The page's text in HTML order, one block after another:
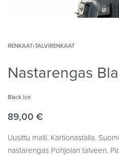
RENKAAT›TALVIRENKAAT
Nastarengas
Black Ice
89,00 €
Uusittu malli. Kartionastalla.
nastarengas Pohjolan talveen.